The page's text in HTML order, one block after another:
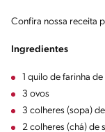
Confira nossa receita
Ingredientes
1 quilo de farinha
3 ovos
3 colheres (sopa)
2 colheres (chá) de